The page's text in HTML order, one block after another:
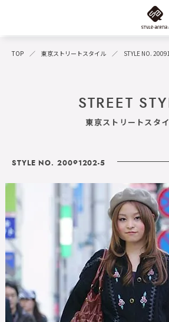
TOP 東京ストリートスタイル STYLE NO.
STREET
東京ストリートスタ
STYLE NO. 20091202-5